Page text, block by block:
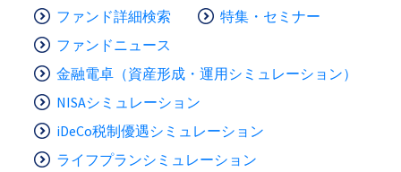
ファンド詳細検索
特集・セミナー
ファンドニュース
金融電卓（資産形成・運用シミュレーション）
NISAシミュレーション
iDeCo税制優遇シミュレーション
ライフプランシミュレーション